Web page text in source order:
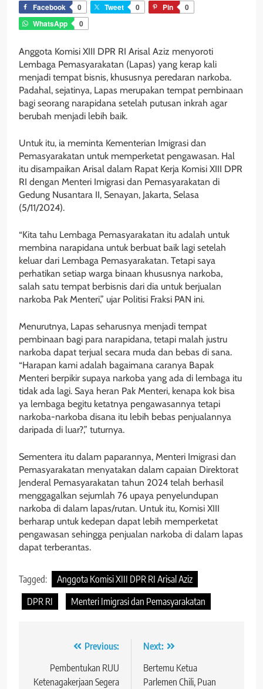
Facebook 0 Tweet 0 Pin
0
WhatsApp
0
Anggota Komisi XIII DPR RI Arisal Aziz menyoroti
Lembaga Pemasyarakatan (Lapas) yang kerap kali
menjadi tempat bisnis, khususnya peredaran narkoba.
Padahal, sejatinya, Lapas merupakan tempat pembinaan
bagi seorang narapidana setelah putusan inkrah agar
berubah menjadi lebih baik.
Untuk itu, ia meminta Kementerian Imigrasi dan
Pemasyarakatan untuk memperketat pengawasan. Hal
itu disampaikan Arisal dalam Rapat Kerja Komisi XIII DPR
RI dengan Menteri Imigrasi dan Pemasyarakatan di
Gedung Nusantara II, Senayan, Jakarta, Selasa
(5/11/2024).
“Kita tahu Lembaga Pemasyarakatan itu adalah untuk
membina narapidana untuk berbuat baik lagi setelah
keluar dari Lembaga Pemasyarakatan. Tetapi saya
perhatikan setiap warga binaan khususnya narkoba,
salah satu tempat berbisnis dari dia untuk berjualan
narkoba Pak Menteri,” ujar Politisi Fraksi PAN ini.
Menurutnya, Lapas seharusnya menjadi tempat
pembinaan bagi para narapidana, tetapi malah justru
narkoba dapat terjual secara muda dan bebas di sana.
“Harapan kami adalah bagaimana caranya Bapak
Menteri berpikir supaya narkoba yang ada di lembaga itu
tidak ada lagi. Saya heran Pak Menteri, kenapa kok bisa
ya lembaga begitu ketatnya pengawasannya tetapi
narkoba-narkoba disana itu lebih bebas penjualannya
daripada di luar?,” tuturnya.
Sementera itu dalam paparannya, Menteri Imigrasi dan
Pemasyarakatan menyatakan dalam capaian Direktorat
Jenderal Pemasyarakatan tahun 2024 telah berhasil
menggagalkan sejumlah 76 upaya penyelundupan
narkoba di dalam lapas/rutan. Untuk itu, Komisi XIII
berharap untuk kedepan dapat lebih memperketat
pengawasan sehingga penjualan narkoba di dalam lapas
dapat terberantas.
Tagged:
Anggota Komisi XIII DPR RI Arisal Aziz
DPR RI
Menteri Imigrasi dan Pemasyarakatan
Navigasi Previous:
Pembentukan RUU
Ketenagakerjaan Segera
Next:
Bertemu Ketua
Parlemen Chili, Puan